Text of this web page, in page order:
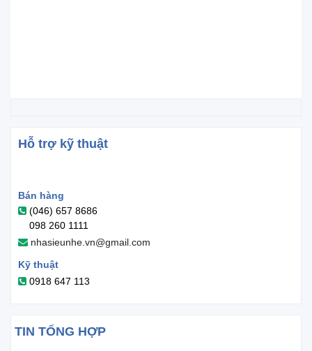
Hỗ trợ kỹ thuật
Bán hàng
(046) 657 8686
098 260 1111
nhasieunhe.vn@gmail.com
Kỹ thuật
0918 647 113
TIN TỔNG HỢP